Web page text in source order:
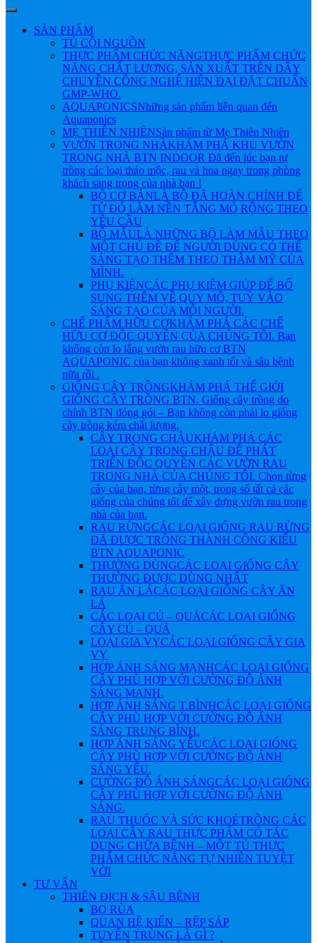
SẢN PHẨM
TỦ CỘI NGUỒN
THỰC PHẨM CHỨC NĂNGTHỰC PHẨM CHỨC
NĂNG CHẤT LƯỢNG, SẢN XUẤT TRÊN DÂY
CHUYỀN CÔNG NGHỆ HIỆN ĐẠI ĐẶT CHUẨN
GMP-WHO.
AQUAPONICSNhững sản phẩm liên quan đến
Aquaponics
MẸ THIÊN NHIÊNSản phẩm từ Mẹ Thiên Nhiên
VƯỜN TRONG NHÀKHÁM PHÁ KHU VƯỜN
TRONG NHÀ BTN INDOOR Đã đến lúc bạn tự
trồng các loại thảo mộc, rau và hoa ngay trong phòng
khách sang trọng của nhà bạn !
BỘ CƠ BẢNLÀ BỘ ĐÃ HOÀN CHỈNH ĐỂ
TỪ ĐÓ LÀM NỀN TẲNG MỎ RỘNG THEO
YÊU CẦU
BỘ MẪULÀ NHỮNG BỘ LÀM MẪU THEO
MỘT CHỦ ĐỀ ĐỂ NGƯỜI DÙNG CÓ THỂ
SÁNG TẠO THÊM THEO THẪM MỸ CỦA
MÌNH.
PHỤ KIỆNCÁC PHỤ KIỆM GIÚP ĐỂ BỔ
SUNG THÊM VỀ QUY MÔ, TUỲ VÀO
SÁNG TẠO CỦA MỖI NGƯỜI.
CHẾ PHẨM HỮU CƠKHÁM PHÁ CÁC CHẾ
HỮU CƠ ĐỘC QUYỀN CỦA CHÚNG TÔI. Bạn
không còn lo lắng vườn rau hữu cơ BTN
AQUAPONIC của bạn không xanh tốt và sâu bệnh
nữa rồi .
GIỐNG CÂY TRỒNGKHÁM PHÁ THẾ GIỚI
GIỐNG CÂY TRỒNG BTN. Giống cây trồng do
chính BTN đóng gói – Bạn không còn phải lo giống
cây trồng kém chất lượng.
CÂY TRONG CHẬUKHÁM PHÁ CÁC
LOẠI CÂY TRONG CHẬU ĐỂ PHÁT
TRIỂN ĐỘC QUYỀN CÁC VƯỜN RAU
TRONG NHÀ CỦA CHÚNG TÔI. Chọn từng
cây của bạn, từng cây một, trong số tất cả các
giống của chúng tôi để xây dựng vườn rau trong
nhà của bạn.
RAU RỪNGCÁC LOẠI GIỐNG RAU RỪNG
ĐÃ ĐƯỢC TRỒNG THÀNH CÔNG KIỂU
BTN AQUAPONIC
THƯỜNG DÙNGCÁC LOẠI GIỐNG CÂY
THƯỜNG ĐƯỢC DÙNG NHẤT
RAU ĂN LÁCÁC LOẠI GIỐNG CÂY ĂN
LÁ
CÁC LOẠI CỦ – QUẢCÁC LOẠI GIỐNG
CÂY CỦ – QUẢ
LOẠI GIA VỴCÁC LOẠI GIỐNG CÂY GIA
VỴ
HỢP ÁNH SÁNG MẠNHCÁC LOẠI GIỐNG
CÂY PHÙ HỢP VỚI CƯỜNG ĐỘ ÁNH
SÁNG MẠNH.
HỢP ÁNH SÁNG T.BÌNHCÁC LOẠI GIỐNG
CÂY PHÙ HỢP VỚI CƯỜNG ĐỘ ÁNH
SÁNG TRUNG BÌNH.
HỢP ÁNH SÁNG YẾUCÁC LOẠI GIỐNG
CÂY PHÙ HỢP VỚI CƯỜNG ĐỘ ÁNH
SÁNG YẾU.
CƯỜNG ĐỘ ÁNH SÁNGCÁC LOẠI GIỐNG
CÂY PHÙ HỢP VỚI CƯỜNG ĐỘ ÁNH
SÁNG.
RAU THUỐC VÀ SỨC KHOẺTRỒNG CÁC
LOẠI CÂY RAU THỰC PHẨM CÓ TÁC
DỤNG CHỮA BỆNH – MỘT TỦ THỰC
PHẨM CHỨC NĂNG TỰ NHIÊN TUYỆT
VỜI
TƯ VẤN
THIÊN ĐỊCH & SÂU BỆNH
BỌ RÙA
QUAN HỆ KIẾN – RỆP SÁP
TUYẾN TRÙNG LÀ GÌ ?